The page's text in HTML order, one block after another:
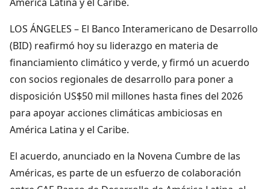
LOS ÁNGELES – El Banco Interamericano de Desarrollo
(BID) reafirmó hoy su liderazgo en materia de
financiamiento climático y verde, y firmó un acuerdo
con socios regionales de desarrollo para poner a
disposición US$50 mil millones hasta fines del 2026
para apoyar acciones climáticas ambiciosas en
América Latina y el Caribe.
El acuerdo, anunciado en la Novena Cumbre de las
Américas, es parte de un esfuerzo de colaboración